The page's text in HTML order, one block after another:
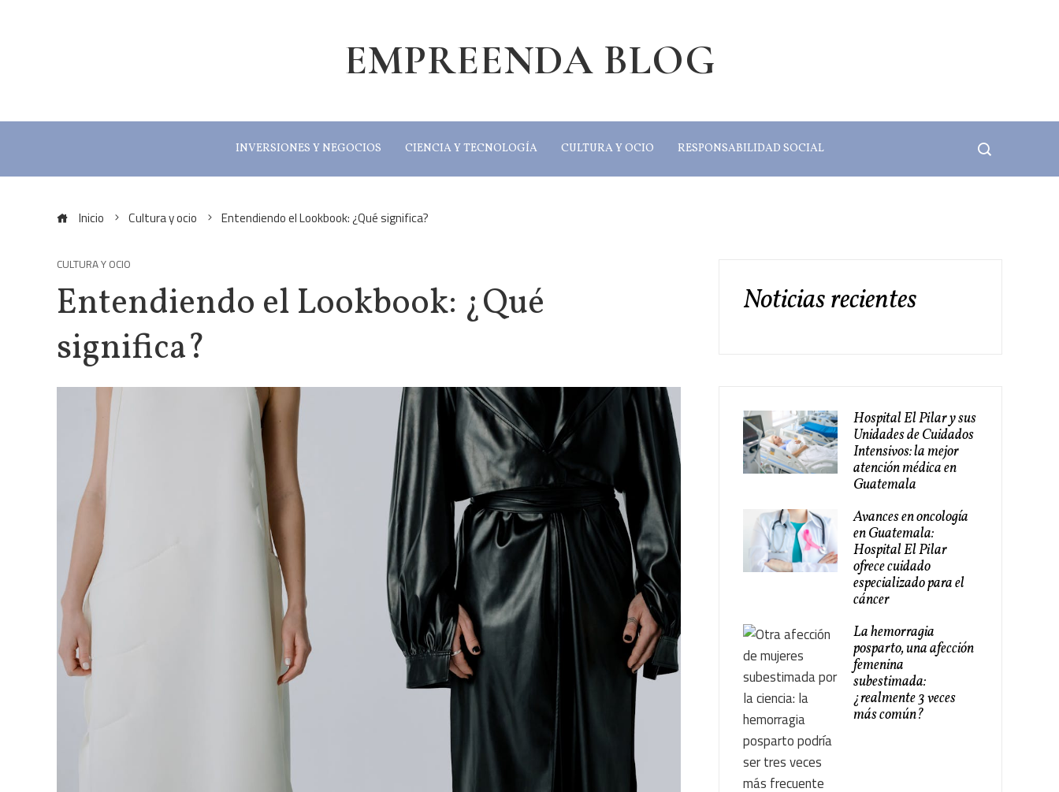
EMPREENDA BLOG
INVERSIONES Y NEGOCIOS CIENCIA Y TECNOLOGÍA CULTURA Y OCIO RESPONSABILIDAD SOCIAL
Inicio Cultura y ocio Entendiendo el Lookbook: ¿Qué significa?
CULTURA Y OCIO
Entendiendo el Lookbook: ¿Qué
significa?
Noticias recientes
Hospital El Pilar y sus
Unidades de Cuidados
Intensivos: la mejor
atención médica en
Guatemala
Avances en oncología
en Guatemala:
Hospital El Pilar
ofrece cuidado
especializado para el
cáncer
La hemorragia
posparto, una afección
femenina
subestimada:
¿realmente 3 veces
más común?